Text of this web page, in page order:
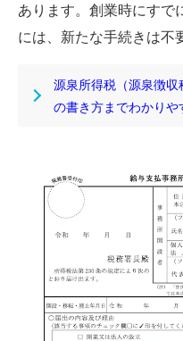
あります。創業時にすで
には、新たな手続きは不
源泉所得税（源泉徴
の書き方までわかりや